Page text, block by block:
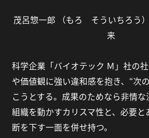
茂呂惣一郎 （もろ そういちろう
来
科学企業「バイオテック Ｍ」社の
や価値観に強い違和感を抱き、“次
こうとする。成果のためなら非情な
組織を動かすカリスマ性と、必要と
断を下す一面を併せ持つ。